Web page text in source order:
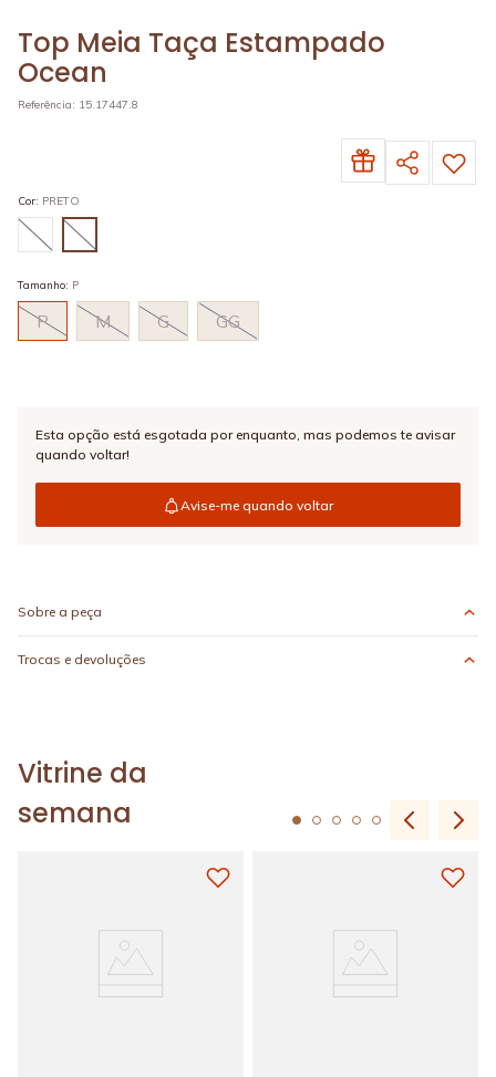
Top Meia Taça Estampado
Ocean
Referência: 15.17447.8
Cor: PRETO
Tamanho: P
P M G GG
Esta opção está esgotada por enquanto, mas podemos te avisar
quando voltar!
Avise-me quando voltar
Sobre a peça
Trocas e devoluções
Vitrine da
semana